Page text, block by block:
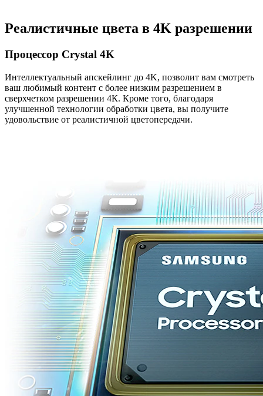
Реалистичные цвета в 4K разрешении
Процессор Crystal 4K
Интеллектуальный апскейлинг до 4K, позволит вам смотреть
ваш любимый контент с более низким разрешением в
сверхчетком разрешении 4К. Кроме того, благодаря
улучшенной технологии обработки цвета, вы получите
удовольствие от реалистичной цветопередачи.